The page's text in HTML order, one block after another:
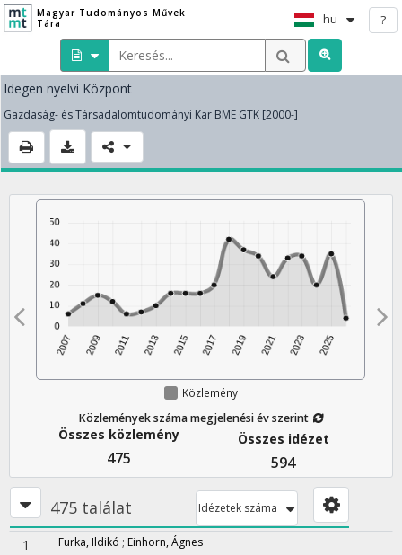
Magyar Tudományos Művek
Tára
hu ?
Idegen nyelvi Központ
Gazdaság- és Társadalomtudományi Kar BME GTK [2000-]
Közlemény
Közlemények száma megjelenési év szerint
Összes közlemény
475
Összes idézet
594
475 találat Idézetek száma
1 Furka, Ildikó ; Einhorn, Ágnes